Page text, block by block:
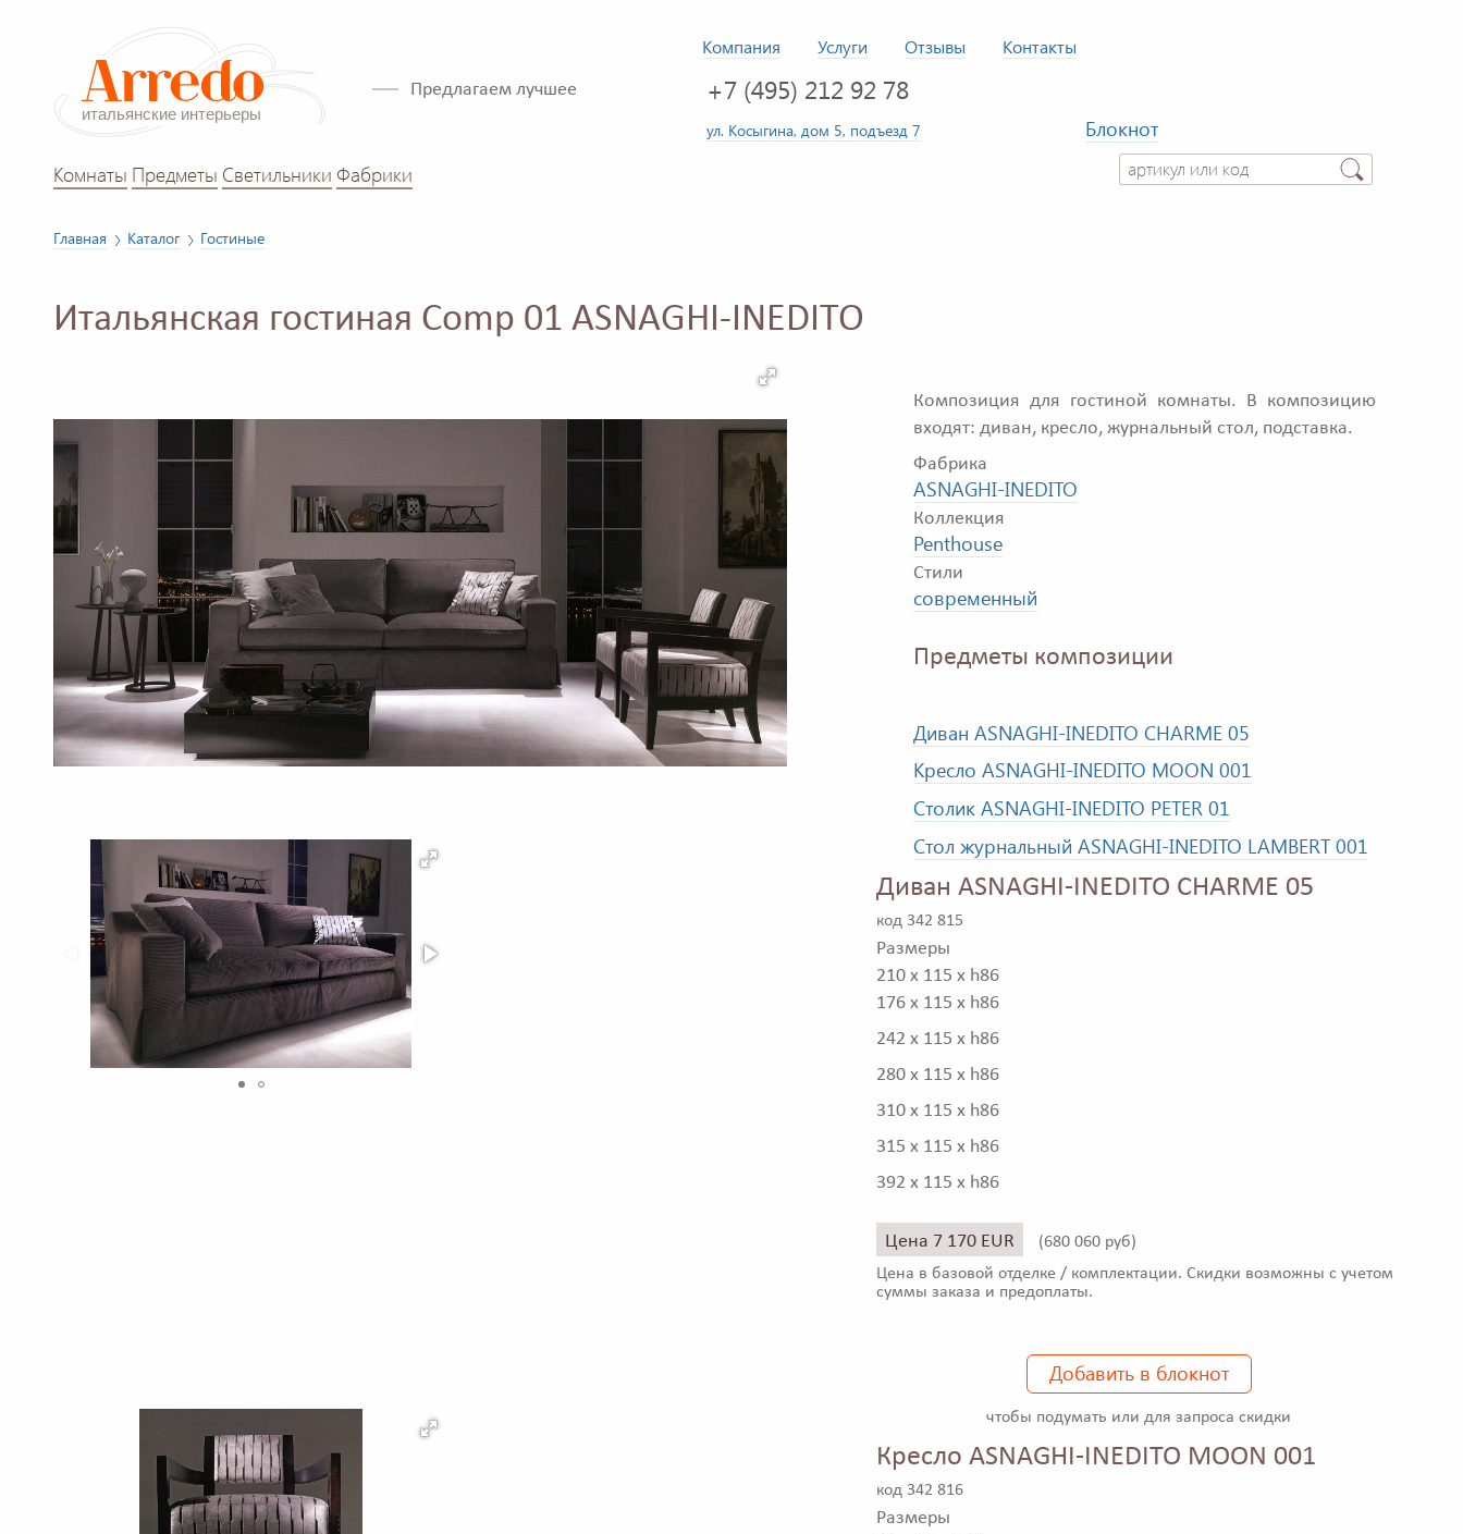
Компания Услуги Отзывы Контакты
Предлагаем лучшее +7 (495) 212 92 78
ул. Косыгина, дом 5, подъезд 7
Блокнот
Комнаты Предметы Светильники Фабрики
Главная Каталог Гостиные
Итальянская гостиная Comp 01 ASNAGHI-INEDITO
Композиция для гостиной комнаты. В композицию
входят: диван, кресло, журнальный стол, подставка.
Фабрика
ASNAGHI-INEDITO
Коллекция
Penthouse
Стили
современный
Предметы композиции
Диван ASNAGHI-INEDITO CHARME 05
Кресло ASNAGHI-INEDITO MOON 001
Столик ASNAGHI-INEDITO PETER 01
Стол журнальный ASNAGHI-INEDITO LAMBERT 001
Диван ASNAGHI-INEDITO CHARME 05
код 342 815
Размеры
210 x 115 x h86
176 x 115 x h86
242 x 115 x h86
280 x 115 x h86
310 x 115 x h86
315 x 115 x h86
392 x 115 x h86
Цена 7 170 EUR (680 060 руб)
Цена в базовой отделке / комплектации. Скидки возможны с учетом
суммы заказа и предоплаты.
Добавить в блокнот
чтобы подумать или для запроса скидки
Кресло ASNAGHI-INEDITO MOON 001
код 342 816
Размеры